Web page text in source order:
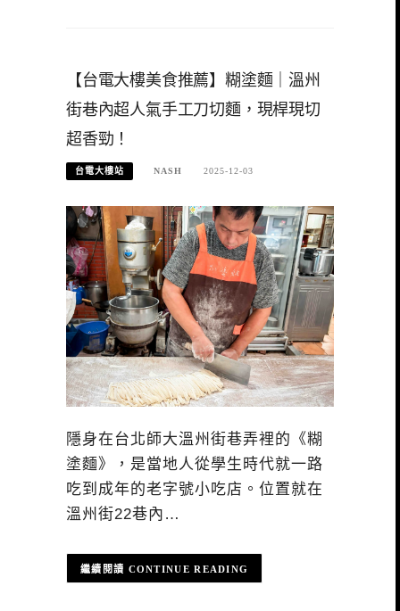
【台電大樓美食推薦】糊塗麵｜溫州
街巷內超人氣手工刀切麵，現桿現切
超香勁！
台電大樓站 NASH 2025-12-03
隱身在台北師大溫州街巷弄裡的《糊
塗麵》，是當地人從學生時代就一路
吃到成年的老字號小吃店。位置就在
溫州街22巷內…
CONTINUE READING